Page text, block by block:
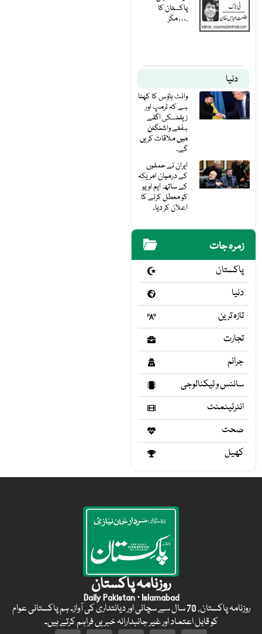
پاکستان کا
مگر….
دنیا
وائٹ ہاؤس کا کہنا
ہے کہ ٹرمپ اور
زیلنسکی اگلے
ہفتے واشنگٹن
میں ملاقات کریں
گے۔
ایران نے حملوں
کے درمیان امریکہ
کے ساتھ ایم او یو
کو معطل کرنے کا
اعلان کر دیا۔
زمرہ جات
پاکستان
دنیا
تازہ ترین
تجارت
جرائم
سائنس و ٹیکنالوجی
انٹرٹینمنٹ
صحت
کھیل
روزنامہ پاکستان
Daily Pakistan · Islamabad
روزنامہ پاکستان, 70 سال سے سچائی اور دیانتداری کی آواز۔ ہم پاکستانی عوام
کو قابل اعتماد اور غیر جانبدارانہ خبریں فراہم کرتے ہیں۔